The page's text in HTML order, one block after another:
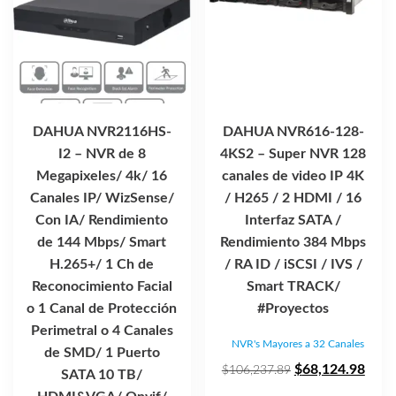
DAHUA NVR2116HS-
I2 – NVR de 8
Megapixeles/ 4k/ 16
Canales IP/ WizSense/
Con IA/ Rendimiento
de 144 Mbps/ Smart
H.265+/ 1 Ch de
Reconocimiento Facial
o 1 Canal de Protección
Perimetral o 4 Canales
de SMD/ 1 Puerto
SATA 10 TB/
DAHUA NVR616-128-
4KS2 – Super NVR 128
canales de video IP 4K
/ H265 / 2 HDMI / 16
Interfaz SATA /
Rendimiento 384 Mbps
/ RA ID / iSCSI / IVS /
Smart TRACK/
#Proyectos
NVR's Mayores a 32 Canales
$106,237.89 El
$68,124.98El